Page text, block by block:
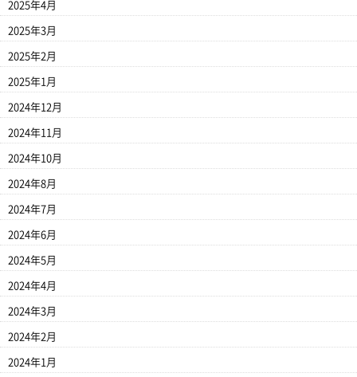
2025年4月
2025年3月
2025年2月
2025年1月
2024年12月
2024年11月
2024年10月
2024年8月
2024年7月
2024年6月
2024年5月
2024年4月
2024年3月
2024年2月
2024年1月